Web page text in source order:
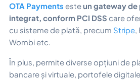
OTA Payments esteun gateway
integrat, conform PCI DSS care
cu sisteme de plată, precum Stripe,
Wombi etc.
În plus, permite diverse opțiuni de
bancare și virtuale, portofele